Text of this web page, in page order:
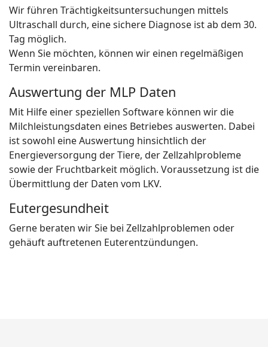
Wir führen Trächtigkeitsuntersuchungen mittels
Ultraschall durch, eine sichere Diagnose ist ab dem 30.
Tag möglich.
Wenn Sie möchten, können wir einen regelmäßigen
Termin vereinbaren.
Auswertung der MLP Daten
Mit Hilfe einer speziellen Software können wir die
Milchleistungsdaten eines Betriebes auswerten. Dabei
ist sowohl eine Auswertung hinsichtlich der
Energieversorgung der Tiere, der Zellzahlprobleme
sowie der Fruchtbarkeit möglich. Voraussetzung ist die
Übermittlung der Daten vom LKV.
Eutergesundheit
Gerne beraten wir Sie bei Zellzahlproblemen oder
gehäuft auftretenen Euterentzündungen.